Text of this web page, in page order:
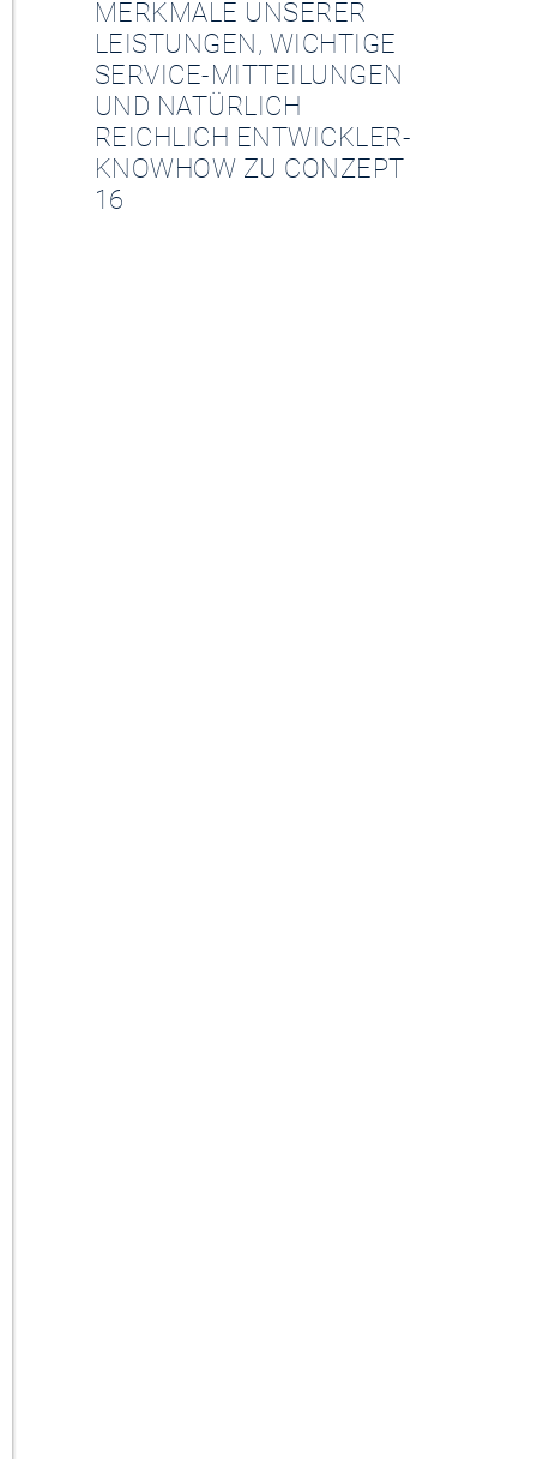
MERKMALE UNSERER
LEISTUNGEN, WICHTIGE
SERVICE-MITTEILUNGEN
UND NATÜRLICH
REICHLICH ENTWICKLER-
KNOWHOW ZU CONZEPT
16